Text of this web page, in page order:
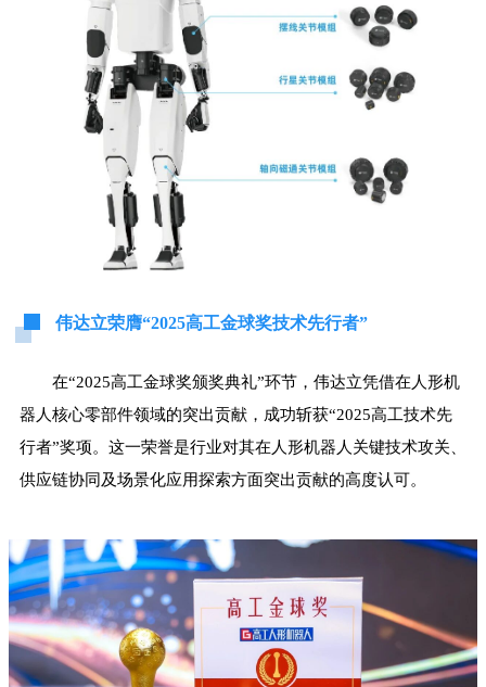
伟达立荣膺“2025高工金球奖技术先行者”
在“2025高工金球奖颁奖典礼”环节，伟达立凭借在人形机
器人核心零部件领域的突出贡献，成功斩获“2025高工技术先
行者”奖项。这一荣誉是行业对其在人形机器人关键技术攻关、
供应链协同及场景化应用探索方面突出贡献的高度认可。